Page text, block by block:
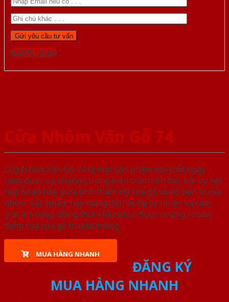
Gọi 0976.169.864
Cửa Nhôm Vân Gỗ 74
Cửa Nhôm Vân Gỗ 74 là một sản phẩm nội thất ngày
càng được ưa chuộng trong kiến trúc hiện đại, bởi sự kết
hợp hoàn hảo giữa tính thẩm mỹ của gỗ và độ bền bỉ của
nhôm. Sản phẩm này mang đến vẻ đẹp tự nhiên và cảm
giác ấm cúng, đồng thời khắc phục được những nhược
điểm của cửa gỗ truyền thống.
MUA HÀNG NHANH
ĐĂNG KÝ
MUA HÀNG NHANH